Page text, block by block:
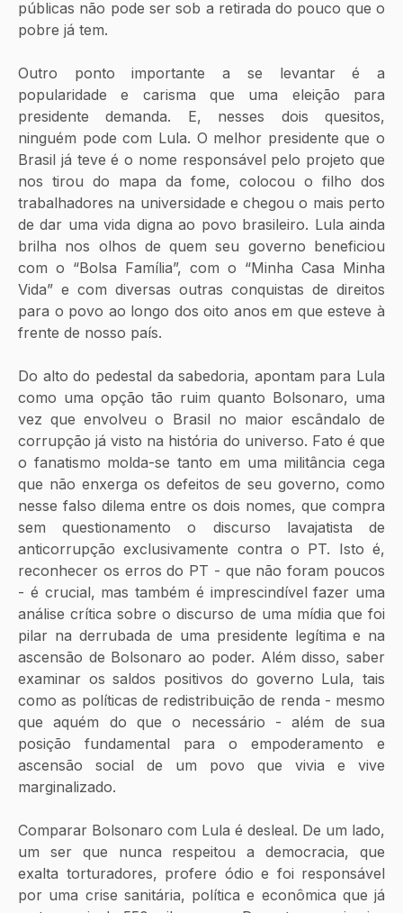
públicas não pode ser sob a retirada do pouco que o
pobre já tem.
Outro ponto importante a se levantar é a
popularidade e carisma que uma eleição para
presidente demanda. E, nesses dois quesitos,
ninguém pode com Lula. O melhor presidente que o
Brasil já teve é o nome responsável pelo projeto que
nos tirou do mapa da fome, colocou o filho dos
trabalhadores na universidade e chegou o mais perto
de dar uma vida digna ao povo brasileiro. Lula ainda
brilha nos olhos de quem seu governo beneficiou
com o “Bolsa Família”, com o “Minha Casa Minha
Vida” e com diversas outras conquistas de direitos
para o povo ao longo dos oito anos em que esteve à
frente de nosso país.
Do alto do pedestal da sabedoria, apontam para Lula
como uma opção tão ruim quanto Bolsonaro, uma
vez que envolveu o Brasil no maior escândalo de
corrupção já visto na história do universo. Fato é que
o fanatismo molda-se tanto em uma militância cega
que não enxerga os defeitos de seu governo, como
nesse falso dilema entre os dois nomes, que compra
sem questionamento o discurso lavajatista de
anticorrupção exclusivamente contra o PT. Isto é,
reconhecer os erros do PT - que não foram poucos
- é crucial, mas também é imprescindível fazer uma
análise crítica sobre o discurso de uma mídia que foi
pilar na derrubada de uma presidente legítima e na
ascensão de Bolsonaro ao poder. Além disso, saber
examinar os saldos positivos do governo Lula, tais
como as políticas de redistribuição de renda - mesmo
que aquém do que o necessário - além de sua
posição fundamental para o empoderamento e
ascensão social de um povo que vivia e vive
marginalizado.
Comparar Bolsonaro com Lula é desleal. De um lado,
um ser que nunca respeitou a democracia, que
exalta torturadores, profere ódio e foi responsável
por uma crise sanitária, política e econômica que já